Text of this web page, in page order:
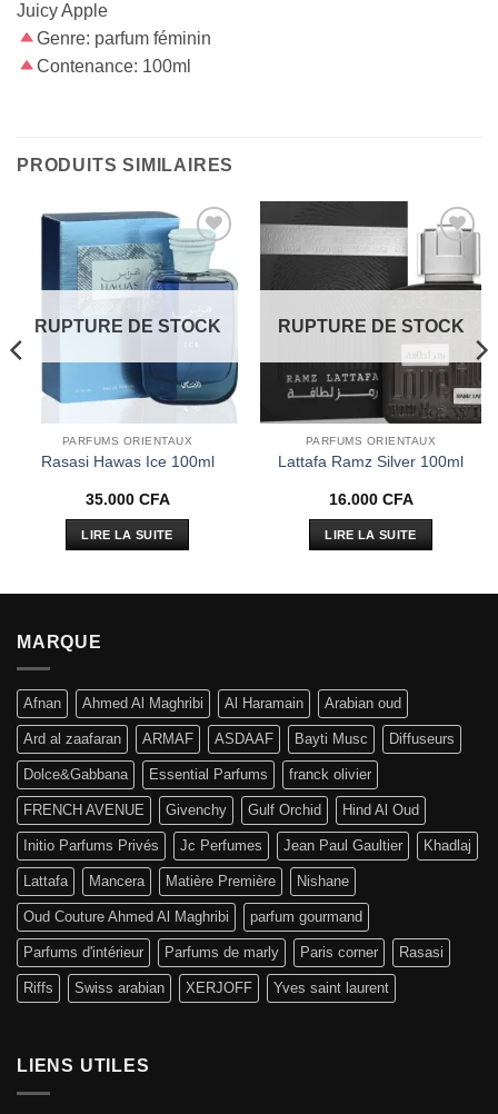
Juicy Apple
Genre: parfum féminin
Contenance: 100ml
PRODUITS SIMILAIRES
Ajouter
à la liste
d’envies
RUPTURE DE STOCK
PARFUMS ORIENTAUX
Rasasi Hawas Ice 100ml
35.000 CFA
LIRE LA SUITE
Ajouter
à la liste
d’envies
RUPTURE DE STOCK
PARFUMS ORIENTAUX
Lattafa Ramz Silver 100ml
16.000 CFA
LIRE LA SUITE
MARQUE
Afnan Ahmed Al Maghribi Al Haramain Arabian oud
Ard al zaafaran ARMAF ASDAAF Bayti Musc Diffuseurs
Dolce&Gabbana Essential Parfums franck olivier
FRENCH AVENUE Givenchy Gulf Orchid Hind Al Oud
Initio Parfums Privés Jc Perfumes Jean Paul Gaultier Khadlaj
Lattafa Mancera Matière Première Nishane
Oud Couture Ahmed Al Maghribi parfum gourmand
Parfums d'intérieur Parfums de marly Paris corner Rasasi
Riffs Swiss arabian XERJOFF Yves saint laurent
LIENS UTILES